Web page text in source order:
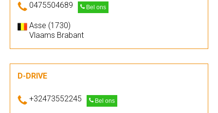
0475504689 Bel ons
Asse (1730)
Vlaams Brabant
D-DRIVE
+32473552245 Bel ons